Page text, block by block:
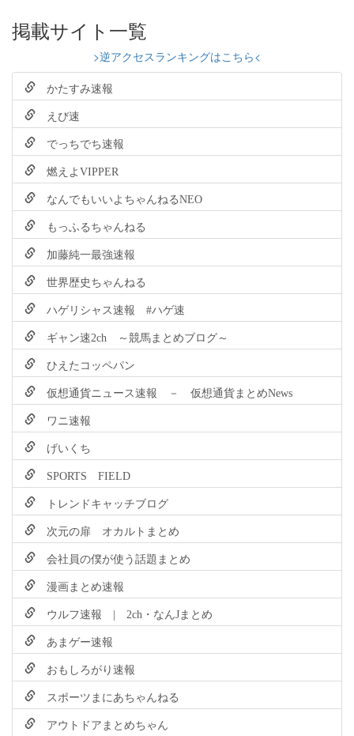
掲載サイト一覧
>逆アクセスランキングはこちら<
かたすみ速報
えび速
でっちでち速報
燃えよVIPPER
なんでもいいよちゃんねるNEO
もっふるちゃんねる
加藤純一最強速報
世界歴史ちゃんねる
ハゲリシャス速報 #ハゲ速
ギャン速2ch ～競馬まとめブログ～
ひえたコッペパン
仮想通貨ニュース速報 － 仮想通貨まとめNews
ワニ速報
げいくち
SPORTS FIELD
トレンドキャッチブログ
次元の扉 オカルトまとめ
会社員の僕が使う話題まとめ
漫画まとめ速報
ウルフ速報 | 2ch・なんJまとめ
あまゲー速報
おもしろがり速報
スポーツまにあちゃんねる
アウトドアまとめちゃん